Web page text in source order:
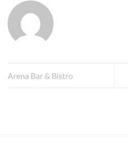
Arena Bar & Bistro